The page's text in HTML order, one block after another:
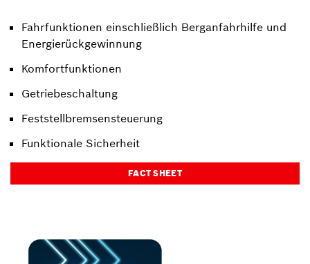
Fahrfunktionen einschließlich Berganfahrhilfe und
Energierückgewinnung
Komfortfunktionen
Getriebeschaltung
Feststellbremsensteuerung
Funktionale Sicherheit
FACT SHEET